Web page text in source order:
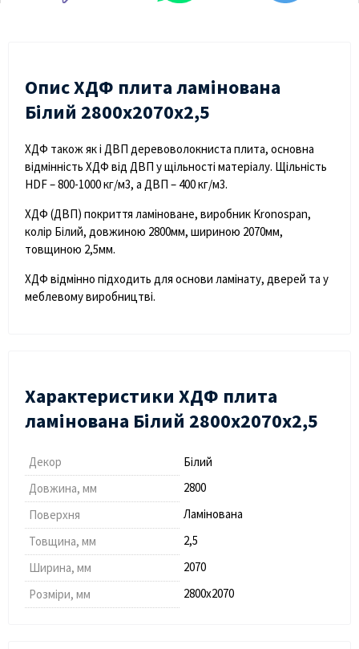
Опис ХДФ плита ламінована
Білий 2800х2070х2,5
ХДФ також як і ДВП деревоволокниста плита, основна
відмінність ХДФ від ДВП у щільності матеріалу. Щільність
HDF – 800-1000 кг/м3, а ДВП – 400 кг/м3.
ХДФ (ДВП) покриття ламіноване, виробник Kronospan,
колір Білий, довжиною 2800мм, шириною 2070мм,
товщиною 2,5мм.
ХДФ відмінно підходить для основи ламінату, дверей та у
меблевому виробництві.
Характеристики ХДФ плита
ламінована Білий 2800х2070х2,5
Декор
Білий
Довжина, мм
2800
Поверхня
Ламінована
Товщина, мм
2,5
Ширина, мм
2070
Розміри, мм
2800х2070